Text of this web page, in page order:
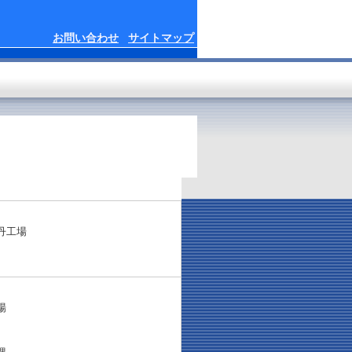
お問い合わせ サイトマップ
工場